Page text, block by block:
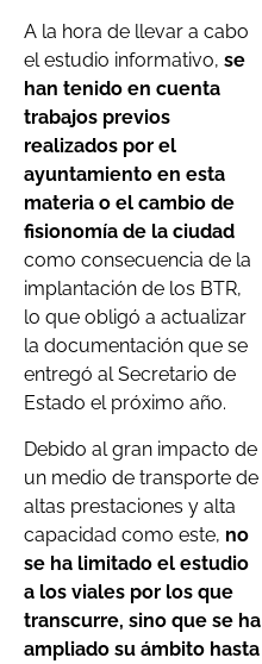
A la hora de llevar a cabo
el estudio informativo, se
han tenido en cuenta
trabajos previos
realizados por el
ayuntamiento en esta
materia o el cambio de
fisionomía de la ciudad
como consecuencia de la
implantación de los BTR,
lo que obligó a actualizar
la documentación que se
entregó al Secretario de
Estado el próximo año.
Debido al gran impacto de
un medio de transporte de
altas prestaciones y alta
capacidad como este, no
se ha limitado el estudio
a los viales por los que
transcurre, sino que se ha
ampliado su ámbito hasta